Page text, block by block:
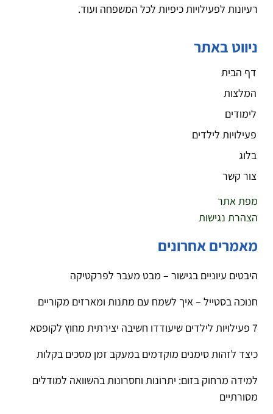
רעיונות לפעילויות כיפיות לכל המשפחה ועוד.
ניווט באתר
דף הבית
המלצות
לימודים
פעילויות לילדים
בלוג
צור קשר
מפת אתר
הצהרת נגישות
מאמרים אחרונים
היבטים עיוניים בגישור – מבט מעבר לפרקטיקה
חנוכה בסטייל – איך לשמח עם מתנות ומארזים מקוריים
7 פעילויות לילדים שיעודדו חשיבה יצירתית מחוץ לקופסא
כיצד לזהות סימנים מוקדמים במעקב זמן מסכים בקלות
למידה מרחוק בזום: יתרונות וחסרונות בהשוואה למודלים
מסורתיים